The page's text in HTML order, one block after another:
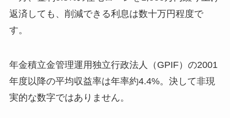
返済しても、削減できる利息は数十万円程度で
す。
年金積立金管理運用独立行政法人（GPIF）の2001
年度以降の平均収益率は年率約4.4%。決して非現
実的な数字ではありません。